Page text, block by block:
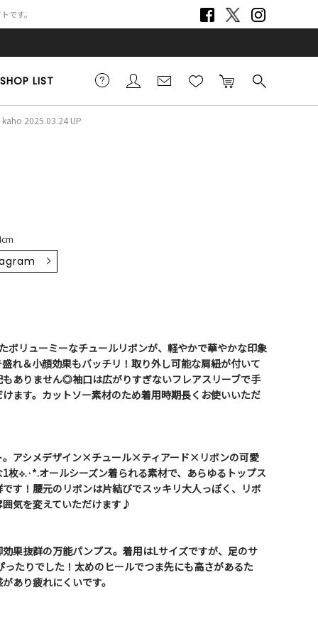
です。
SHOP LIST
kaho 2025.03.24 UP
ボリューミーなチュールリボンが、軽やかで華やかな印象
れ＆小顔効果もバッチリ！取り外し可能な肩紐が付いて
ありません◎袖口は広がりすぎないフレアスリーブで手
ます。カットソー素材のため着用時期長くお使いいただ
。アシメデザイン×チュール×ティアード×リボンの可愛
枚⟡.·*.オールシーズン着られる素材で、あらゆるトップス
す！腰元のリボンは片結びでスッキリ大人っぽく、リボ
気を変えていただけます♪
果抜群の万能パンプス。着用はLサイズですが、足のサ
たりでした！太めのヒールでつま先にも高さがあるた
あり疲れにくいです。